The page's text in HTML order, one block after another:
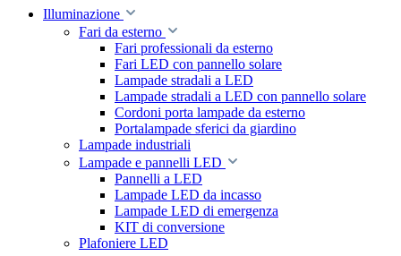
Illuminazione
Fari da esterno
Fari professionali da esterno
Fari LED con pannello solare
Lampade stradali a LED
Lampade stradali a LED con pannello solare
Cordoni porta lampade da esterno
Portalampade sferici da giardino
Lampade industriali
Lampade e pannelli LED
Pannelli a LED
Lampade LED da incasso
Lampade LED di emergenza
KIT di conversione
Plafoniere LED